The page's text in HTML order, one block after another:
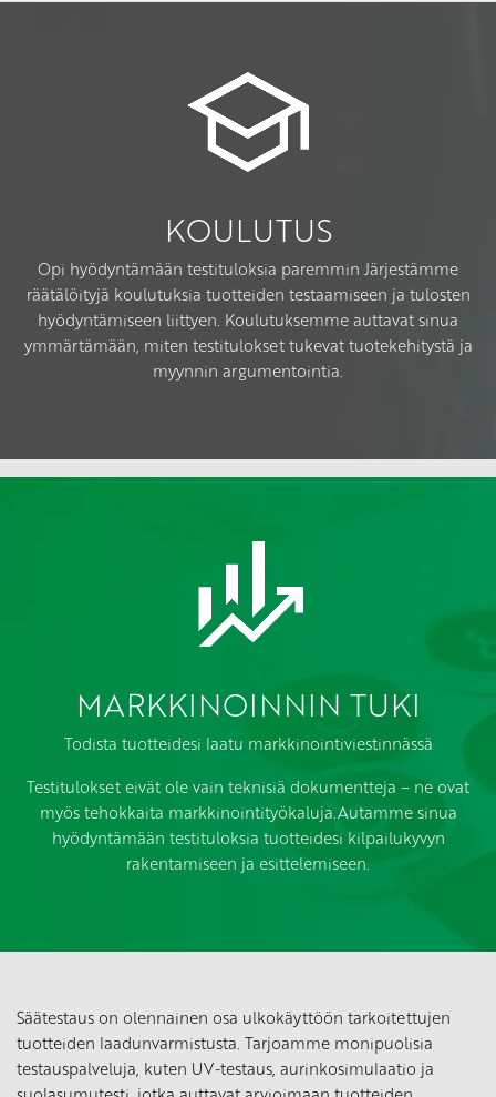
KOULUTUS
Opi hyödyntämään testituloksia paremmin Järjestämme
räätälöityjä koulutuksia tuotteiden testaamiseen ja tulosten
hyödyntämiseen liittyen. Koulutuksemme auttavat sinua
ymmärtämään, miten testitulokset tukevat tuotekehitystä ja
myynnin argumentointia.
MARKKINOINNIN TUKI
Todista tuotteidesi laatu markkinointiviestinnässä
Testitulokset eivät ole vain teknisiä dokumentteja – ne ovat
myös tehokkaita markkinointityökaluja.Autamme sinua
hyödyntämään testituloksia tuotteidesi kilpailukyvyn
rakentamiseen ja esittelemiseen.
Säätestaus on olennainen osa ulkokäyttöön tarkoitettujen
tuotteiden laadunvarmistusta. Tarjoamme monipuolisia
testauspalveluja, kuten UV-testaus, aurinkosimulaatio ja